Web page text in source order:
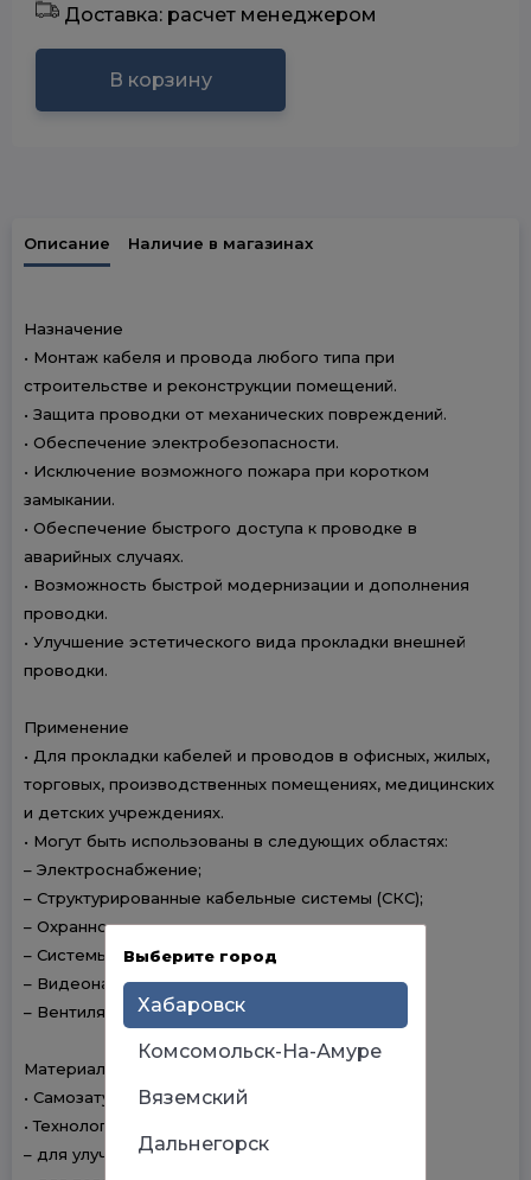
Доставка: расчет менеджером
В корзину
Описание Наличие в магазинах
Назначение
• Монтаж кабеля и провода любого типа при
строительстве и реконструкции помещений.
• Защита проводки от механических повреждений.
• Обеспечение электробезопасности.
• Исключение возможного пожара при коротком
замыкании.
• Обеспечение быстрого доступа к проводке в
аварийных случаях.
• Возможность быстрой модернизации и дополнения
проводки.
• Улучшение эстетического вида прокладки внешней
проводки.
Применение
• Для прокладки кабелей и проводов в офисных, жилых,
торговых, производственных помещениях, медицинских
и детских учреждениях.
• Могут быть использованы в следующих областях:
– Электроснабжение;
– Структурированные кабельные системы (СКС);
– Охранно-пожарная сигнализация;
– Системы безопасности;
– Видеонаблюдение;
– Вентиляция.
Материалы
• Самозатухающий ПВХ
• Технологические добавки:
– для улучшения переработки пластмассы;
Выберите город
Хабаровск
Комсомольск-На-Амуре
Вяземский
Дальнегорск